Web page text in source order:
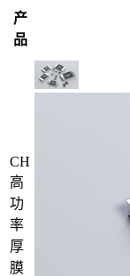
产
品
CH
高
功
率
厚
膜